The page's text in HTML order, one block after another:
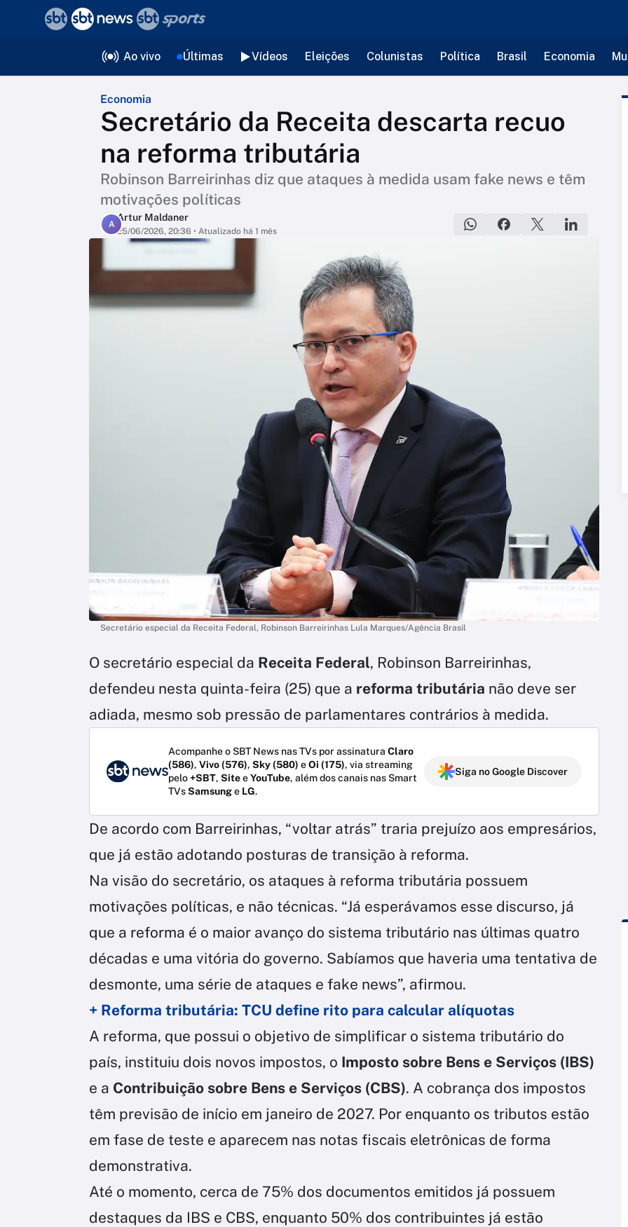
Ao vivo Últimas Vídeos Eleições Colunistas Política Brasil Economia
Economia
Secretário da Receita descarta recuo
na reforma tributária
Robinson Barreirinhas diz que ataques à medida usam fake news e têm
motivações políticas
A
Artur Maldaner
25/06/2026, 20:36 • Atualizado há 1 mês
Secretário especial da Receita Federal, Robinson Barreirinhas Lula Marques/Agência Brasil
O secretário especial da Receita Federal, Robinson Barreirinhas,
defendeu nesta quinta-feira (25) que a reforma tributária não deve ser
adiada, mesmo sob pressão de parlamentares contrários à medida.
Acompanhe o SBT News nas TVs por assinatura Claro
(586), Vivo (576), Sky (580) eOi (175), via streaming
pelo+SBT, SiteeYouTube, além dos canais nas Smart
TVsSamsunge LG.
Siga no Google Discover
De acordo com Barreirinhas, “voltar atrás” traria prejuízo aos empresários,
que já estão adotando posturas de transição à reforma.
Na visão do secretário, os ataques à reforma tributária possuem
motivações políticas, e não técnicas. “Já esperávamos esse discurso, já
que a reforma é o maior avanço do sistema tributário nas últimas quatro
décadas e uma vitória do governo. Sabíamos que haveria uma tentativa de
desmonte, uma série de ataques e fake news”, afirmou.
+ Reforma tributária: TCU define rito para calcular alíquotas
A reforma, que possui o objetivo de simplificar o sistema tributário do
país, instituiu dois novos impostos, o Imposto sobre Bens e Serviços (IBS)
e a Contribuição sobre Bens e Serviços (CBS). A cobrança dos impostos
têm previsão de início em janeiro de 2027. Por enquanto os tributos estão
em fase de teste e aparecem nas notas fiscais eletrônicas de forma
demonstrativa.
Até o momento, cerca de 75% dos documentos emitidos já possuem
destaques da IBS e CBS, enquanto 50% dos contribuintes já estão
voltar
Editorias